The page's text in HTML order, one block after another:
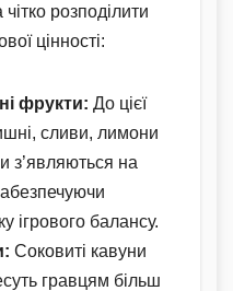
розподілити
цінності:
фрукти: До цієї
сливи, лимони
з’являються на
ігрового балансу.
Соковиті кавуни
гравцям більш